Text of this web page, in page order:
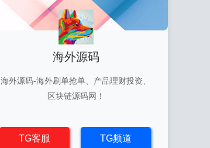
海外源码
海外源码-海外刷单抢单、产品理财投资、
区块链源码网！
TG客服 TG频道